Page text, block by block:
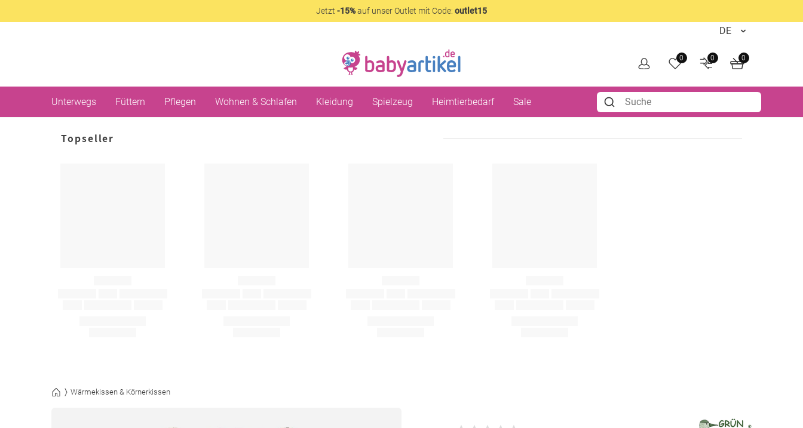
Jetzt -15%auf unser Outlet mit Code: outlet15
0 0 0
Unterwegs Füttern Pflegen Wohnen & Schlafen Kleidung Spielzeug Heimtierbedarf Sale
Topseller
Wärmekissen & Körnerkissen